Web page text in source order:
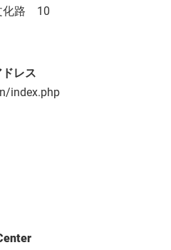
化路 10
レス
index.php